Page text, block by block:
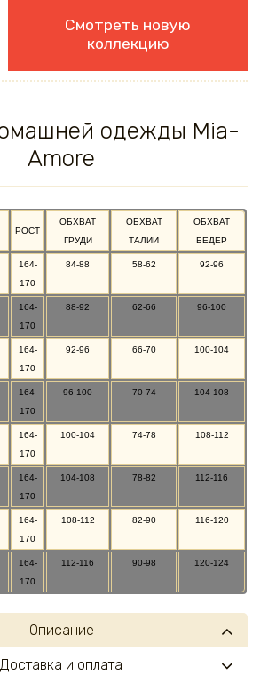
Смотреть новую
коллекцию
одежды Mia-
Amore
РОСТ
ОБХВАТ
ГРУДИ
ОБХВАТ
ТАЛИИ
ОБХВАТ
БЕДЕР
164-
170
84-88 58-62 92-96
164-
170
88-92 62-66 96-100
164-
170
92-96 66-70 100-104
164-
170
96-100 70-74 104-108
164-
170
100-104 74-78 108-112
164-
170
104-108 78-82 112-116
164-
170
108-112 82-90 116-120
164-
170
112-116 90-98 120-124
Описание
Доставка и оплата